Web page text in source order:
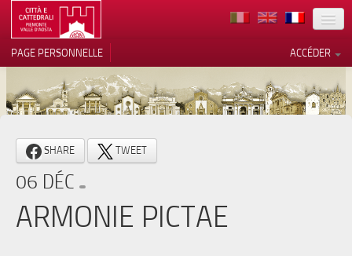
TERRITOIRE
ARCHITECTURE
MUSÉES
ITINÉRAIRES
EVÉNEMENTS
ACCÉDER
PAGE PERSONNELLE
SHARE TWEET
06 DÉC
ARMONIE PICTAE
Notification lors de la collecte
Vos choix en matière de
confidentialité